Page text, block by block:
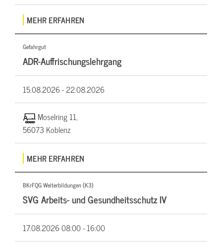
MEHR ERFAHREN
Gefahrgut
ADR-Auffrischungslehrgang
15.08.2026 -22.08.2026
Moselring 11,
56073 Koblenz
MEHR ERFAHREN
BKrFQG Weiterbildungen (K3)
SVG Arbeits- und Gesundheitsschutz IV
17.08.202608:00 - 16:00